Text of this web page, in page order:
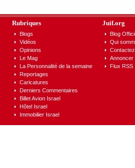
Rubriques
Blogs
Vidéos
Opinions
Le Mag
La Personnalité de la semaine
Reportages
Caricatures
Derniers Commentaires
Billet Avion Israel
Hôtel Israel
Immobilier Israel
Juif.org
Blog
Qui
Annoncer
Flux RSS